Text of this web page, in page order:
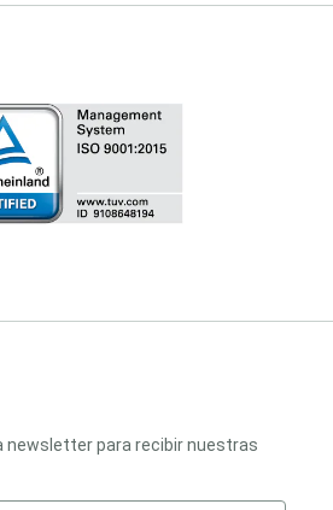
newsletter para recibir nuestras